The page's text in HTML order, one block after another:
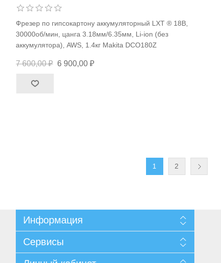
Фрезер по гипсокартону аккумуляторный LXT ® 18В,
30000об/мин, цанга 3.18мм/6.35мм, Li-ion (без
аккумулятора), AWS, 1.4кг Makita DCO180Z
7 600,00 ₽ 6 900,00 ₽
1 2
Информация
Доставка и возврат
Согласие на обработку персональных данных
Сервисы